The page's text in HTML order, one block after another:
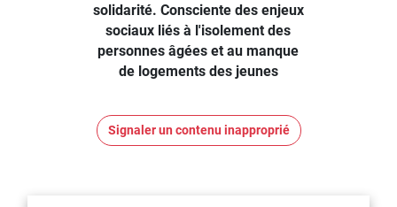
solidarité. Consciente des enjeux
sociaux liés à l'isolement des
personnes âgées et au manque
de logements des jeunes
Signaler un contenu inapproprié